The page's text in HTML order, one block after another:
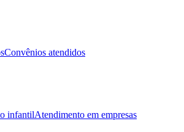
Convênios atendidos
infantilAtendimento em empresas